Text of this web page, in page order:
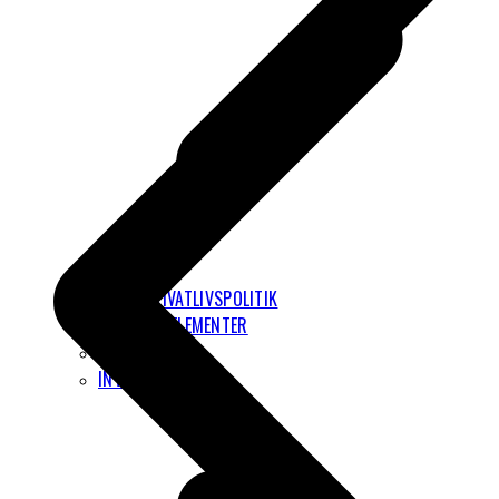
PRIVATLIVSPOLITIK
GRAFISKE ELEMENTER
INTERNATIONALT